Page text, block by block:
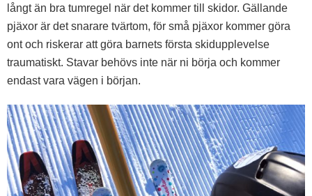
långt än bra tumregel när det kommer till skidor. Gällande
pjäxor är det snarare tvärtom, för små pjäxor kommer göra
ont och riskerar att göra barnets första skidupplevelse
traumatiskt. Stavar behövs inte när ni börja och kommer
endast vara vägen i början.